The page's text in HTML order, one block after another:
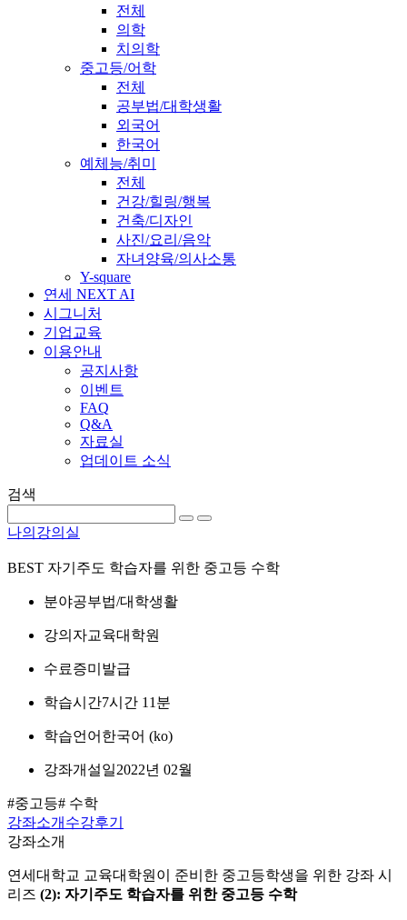
전체
의학
치의학
중고등/어학
전체
공부법/대학생활
외국어
한국어
예체능/취미
전체
건강/힐링/행복
건축/디자인
사진/요리/음악
자녀양육/의사소통
Y-square
연세 NEXT AI
시그니처
기업교육
이용안내
공지사항
이벤트
FAQ
Q&A
자료실
업데이트 소식
검색
나의강의실
BEST 자기주도 학습자를 위한 중고등 수학
분야공부법/대학생활
강의자교육대학원
수료증미발급
학습시간7시간 11분
학습언어 한국어 ‎(ko)‎
강좌개설일2022년 02월
#중고등# 수학
강좌소개 수강후기
강좌소개
연세대학교 교육대학원이 준비한 중고등학생을 위한 강좌 시
리즈 (2): 자기주도 학습자를 위한 중고등 수학